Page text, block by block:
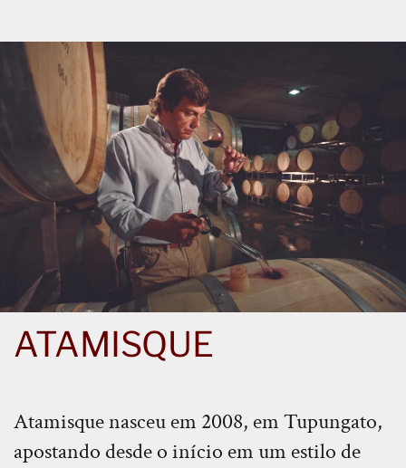
ATAMISQUE
Atamisque nasceu em 2008, em Tupungato,
apostando desde o início em um estilo de